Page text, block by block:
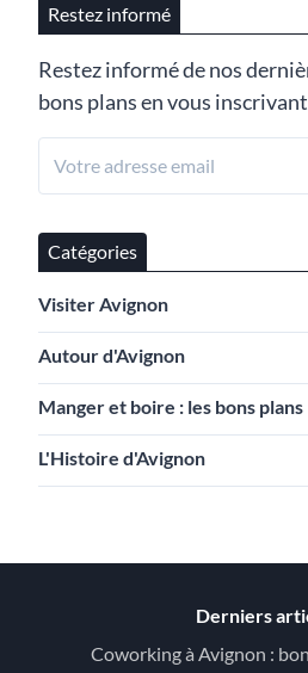
Restez informé
Restez informé de nos
bons plans en vous
Catégories
Visiter Avignon
Autour d'Avignon
Manger et boire : les bons plans
L'Histoire d'Avignon
Derniers
Coworking à Avignon :